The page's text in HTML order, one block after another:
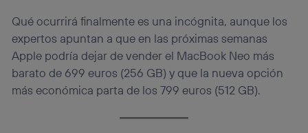
Qué ocurrirá finalmente es una incógnita, aunque los
expertos apuntan a que en las próximas semanas
Apple podría dejar de vender el MacBook Neo más
barato de 699 euros (256 GB) y que la nueva opción
más económica parta de los 799 euros (512 GB).